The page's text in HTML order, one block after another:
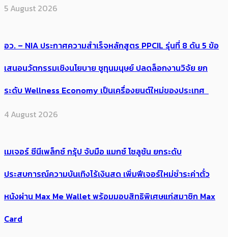
5 August 2026
อว. – NIA ประกาศความสำเร็จหลักสูตร PPCIL รุ่นที่ 8 ดัน 5 ข้อ
เสนอนวัตกรรมเชิงนโยบาย ชูทุนมนุษย์ ปลดล็อกงานวิจัย ยก
ระดับ Wellness Economy เป็นเครื่องยนต์ใหม่ของประเทศ
4 August 2026
เมเจอร์ ซีนีเพล็กซ์ กรุ้ป จับมือ แมกซ์ โซลูชัน ยกระดับ
ประสบการณ์ความบันเทิงไร้เงินสด เพิ่มฟีเจอร์ใหม่ชำระค่าตั๋ว
หนังผ่าน Max Me Wallet พร้อมมอบสิทธิพิเศษแก่สมาชิก Max
Card